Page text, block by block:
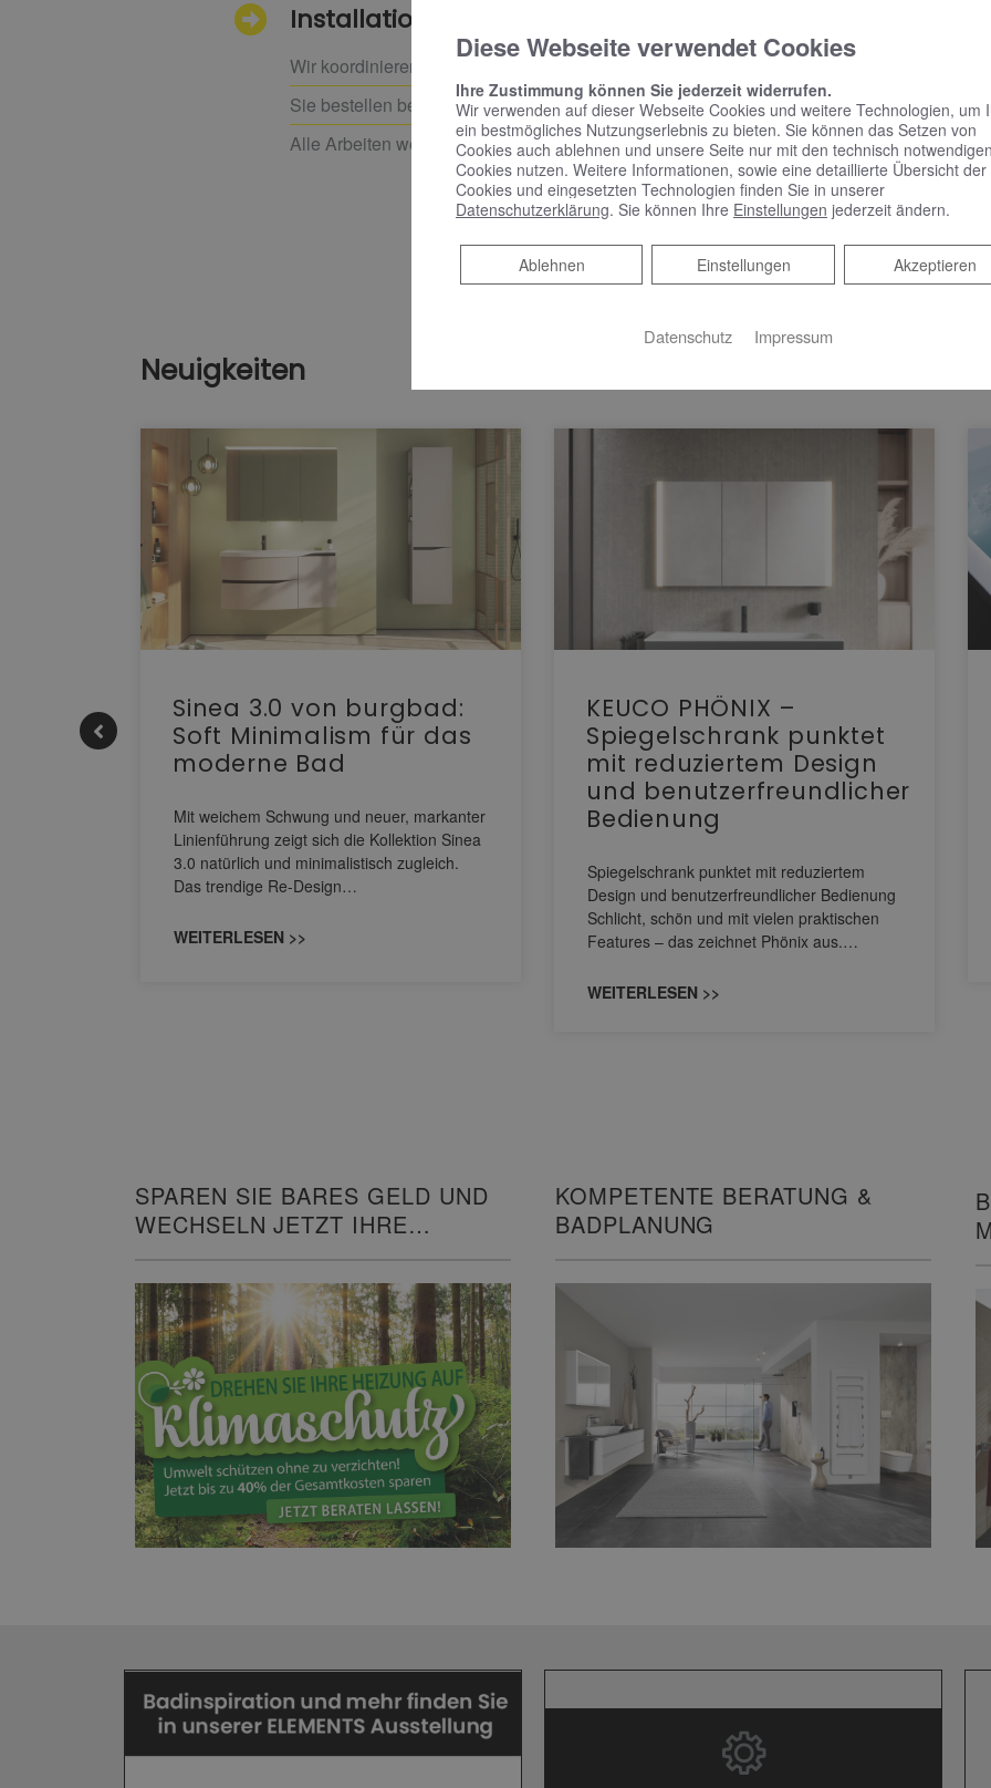
Installation und Service vom Profi
Wir koordinieren alle beteiligten Gewerke für Sie
Sie bestellen bei uns, wir liefern und installieren – alles aus einer Hand
Alle Arbeiten werden sorgfältig und termingerecht ausgeführt
Neuigkeiten
Sinea 3.0 von burgbad:
Soft Minimalism für das
moderne Bad
Mit weichem Schwung und neuer, markanter
Linienführung zeigt sich die Kollektion Sinea
3.0 natürlich und minimalistisch zugleich.
Das trendige Re-Design…
WEITERLESEN >>
KEUCO PHÖNIX –
Spiegelschrank punktet
mit reduziertem Design
und benutzerfreundlicher
Bedienung
Spiegelschrank punktet mit reduziertem
Design und benutzerfreundlicher Bedienung
Schlicht, schön und mit vielen praktischen
Features – das zeichnet Phönix aus.…
WEITERLESEN >>
SPAREN SIE BARES GELD UND
WECHSELN JETZT IHRE
KOMPETENTE BERATUNG &
BADPLANUNG
Diese Webseite verwendet Cookies
Ihre Zustimmung können Sie jederzeit widerrufen.
Wir verwenden auf dieser Webseite Cookies und weitere Technologien, um
ein bestmögliches Nutzungserlebnis zu bieten. Sie können das Setzen von
Cookies auch ablehnen und unsere Seite nur mit den technisch notwendigen
Cookies nutzen. Weitere Informationen, sowie eine detaillierte Übersicht der
Cookies und eingesetzten Technologien finden Sie in unserer
Datenschutzerklärung. Sie können Ihre Einstellungen jederzeit ändern.
Akzeptieren
Einstellungen
Ablehnen
Ablehnen
Datenschutz Impressum